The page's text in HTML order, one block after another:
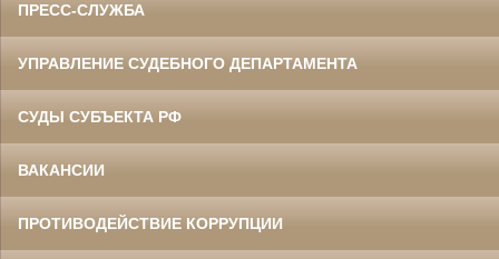
ПРЕСС-СЛУЖБА
УПРАВЛЕНИЕ СУДЕБНОГО ДЕПАРТАМЕНТА
СУДЫ СУБЪЕКТА РФ
ВАКАНСИИ
ПРОТИВОДЕЙСТВИЕ КОРРУПЦИИ